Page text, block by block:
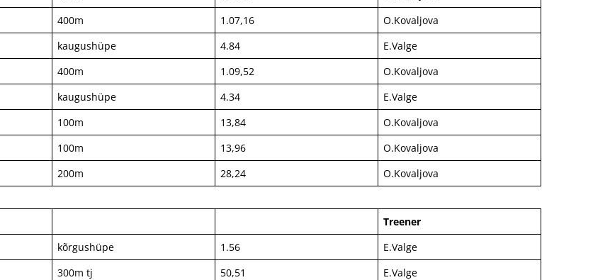
400m 1.07,16
O.Kovaljova
kaugushüpe 4.84
E.Valge
400m 1.09,52
O.Kovaljova
kaugushüpe 4.34
E.Valge
100m 13,84
O.Kovaljova
100m 13,96
O.Kovaljova
200m 28,24 O.Kovaljova
Treener
kõrgushüpe 1.56
E.Valge
300m tj 50,51
E.Valge